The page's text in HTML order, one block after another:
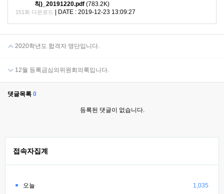
칙)_20191220.pdf (783.2K)
151회 다운로드 DATE : 2019-12-23 13:09:27
2020학년도 합격자 명단입니다.
12월 등록금심의위원회의록입니다.
댓글목록 0
등록된 댓글이 없습니다.
접속자집계
오늘 1,035